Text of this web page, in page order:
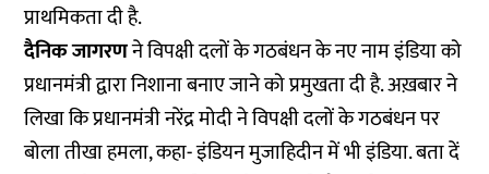
प्राथमिकता दी है.
दैनिक जागरणने विपक्षी दलों के गठबंधन के नए नाम इंडिया को
प्रधानमंत्री द्वारा निशाना बनाए जाने को प्रमुखता दी है. अख़बार ने
लिखा कि प्रधानमंत्री नरेंद्र मोदी ने विपक्षी दलों के गठबंधन पर
बोला तीखा हमला, कहा- इंडियन मुजाहिदीन में भी इंडिया. बता दें